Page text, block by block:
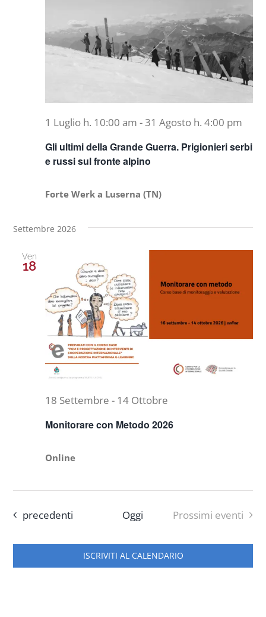
Chi siamo
Gli ultimi della Grande Guerra. Prigionieri serbi
e russi sul fronte alpino
1 Luglio h. 10:00 am -31 Agosto h. 4:00 pm
Forte Werk a Luserna (TN)
Settembre 2026
Ven
18
Monitorare con Metodo 2026
18 Settembre - 14 Ottobre
Online
Eventi
precedenti Oggi Prossimi eventi
ISCRIVITI AL CALENDARIO